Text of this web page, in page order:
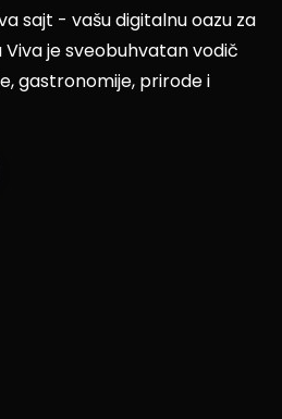
sajt - vašu digitalnu oazu za
je sveobuhvatan vodič
gastronomije, prirode i